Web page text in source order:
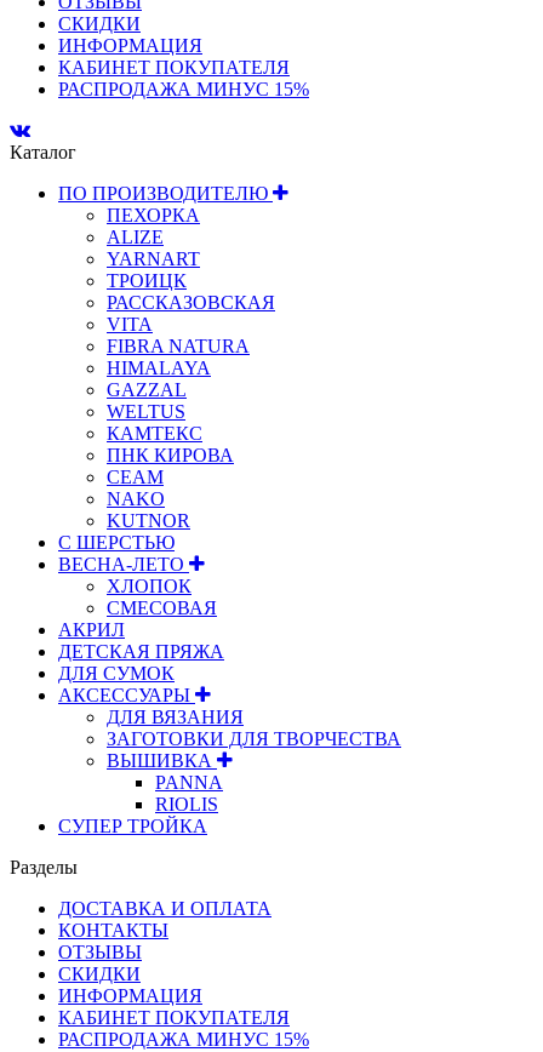
СКИДКИ
ИНФОРМАЦИЯ
КАБИНЕТ ПОКУПАТЕЛЯ
РАСПРОДАЖА МИНУС 15%
Каталог
ПО ПРОИЗВОДИТЕЛЮ
ПЕХОРКА
ALIZE
YARNART
ТРОИЦК
РАССКАЗОВСКАЯ
VITA
FIBRA NATURA
HIMALAYA
GAZZAL
WELTUS
КАМТЕКС
ПНК КИРОВА
СЕАМ
NAKO
KUTNOR
С ШЕРСТЬЮ
ВЕСНА-ЛЕТО
ХЛОПОК
СМЕСОВАЯ
АКРИЛ
ДЕТСКАЯ ПРЯЖА
ДЛЯ СУМОК
АКСЕССУАРЫ
ДЛЯ ВЯЗАНИЯ
ЗАГОТОВКИ ДЛЯ ТВОРЧЕСТВА
ВЫШИВКА
PANNA
RIOLIS
СУПЕР ТРОЙКА
Разделы
ДОСТАВКА И ОПЛАТА
КОНТАКТЫ
ОТЗЫВЫ
СКИДКИ
ИНФОРМАЦИЯ
КАБИНЕТ ПОКУПАТЕЛЯ
РАСПРОДАЖА МИНУС 15%